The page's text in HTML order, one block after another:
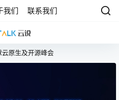
我们 联系我们
原生及开源峰会